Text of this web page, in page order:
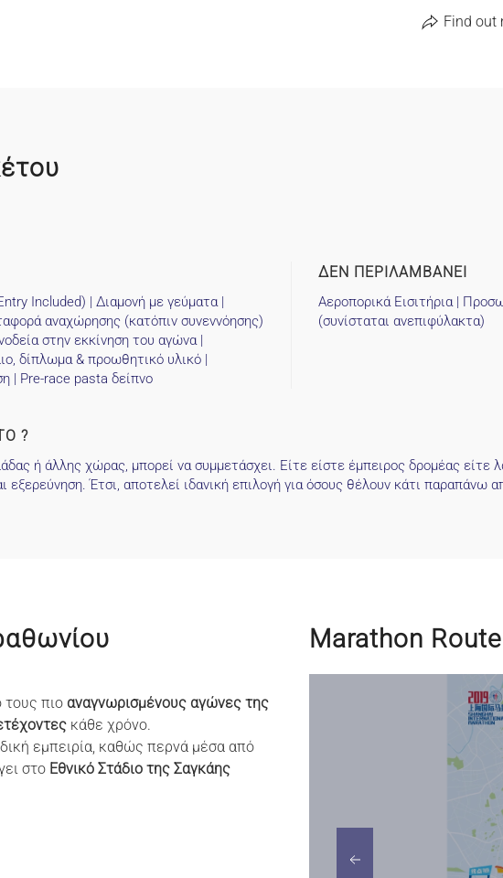
Find out
Included) | Διαμονή με γεύματα |
αναχώρησης (κατόπιν συνεννόησης)
στην εκκίνηση του αγώνα |
δίπλωμα & προωθητικό υλικό |
| Pre-race pasta δείπνο
ΔΕΝ ΠΕΡΙΛΑΜΒΑΝΕΙ
Αεροπορικά Εισιτήρια |
(συνίσταται ανεπιφύλακτα)
?
ή άλλης χώρας, μπορεί να συμμετάσχει. Είτε είστε έμπειρος δρομέας είτε
εξερεύνηση. Έτσι, αποτελεί ιδανική επιλογή για όσους θέλουν κάτι παραπάνω
τους πιο αναγνωρισμένους αγώνες της
κάθε χρόνο.
εμπειρία, καθώς περνά μέσα από
στο Εθνικό Στάδιο της Σαγκάης
Marathon